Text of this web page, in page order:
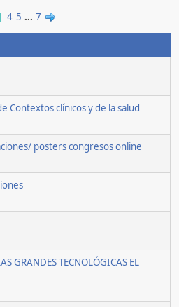
4 5 ... 7
Contextos clínicos y de la salud
posters congresos online
GRANDES TECNOLÓGICAS EL